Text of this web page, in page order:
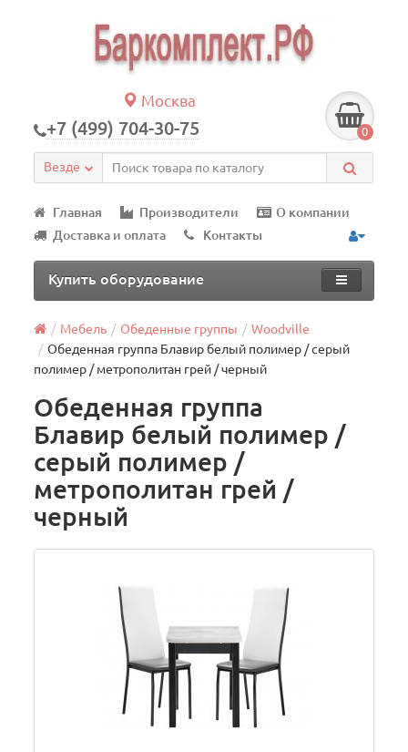
Москва
+7 (499) 704-30-75 0
Везде
Главная Производители
О компании
Доставка и оплата
Контакты
Купить оборудование
Мебель Обеденные группы
Woodville
Обеденная группа Блавир белый полимер / серый
полимер / метрополитан грей / черный
Обеденная группа
Блавир белый полимер /
серый полимер /
метрополитан грей /
черный